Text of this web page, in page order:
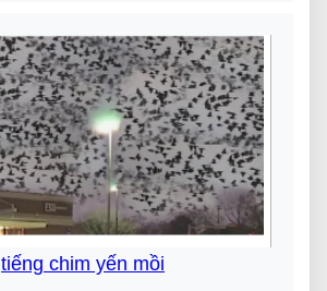
tiếng chim yến mồi